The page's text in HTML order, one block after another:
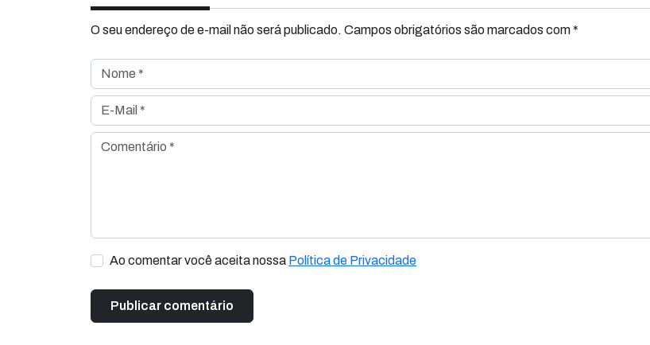
O seu endereço de e-mail não será publicado. Campos obrigatórios são marcados com *
Nome *
E-Mail *
Comentário *
Ao comentar você aceita nossa Política de Privacidade